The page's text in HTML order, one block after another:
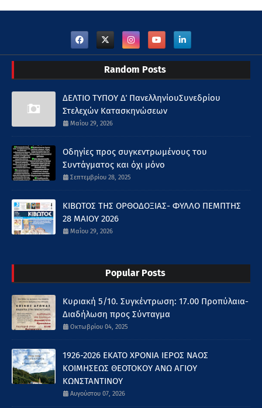
Random Posts
ΔΕΛΤΙΟ ΤΥΠΟΥ Δ΄ ΠανελληνίουΣυνεδρίου
Στελεχών Κατασκηνώσεων
Μαΐου 29, 2026
Οδηγίες προς συγκεντρωμένους του
Συντάγματος και όχι μόνο
Σεπτεμβρίου 28, 2025
ΚΙΒΩΤΟΣ ΤΗΣ ΟΡΘΟΔΟΞΙΑΣ- ΦΥΛΛΟ ΠΕΜΠΤΗΣ
28 ΜΑΙΟΥ 2026
Μαΐου 29, 2026
Popular Posts
Κυριακή 5/10. Συγκέντρωση: 17.00 Προπύλαια-
Διαδήλωση προς Σύνταγμα
Οκτωβρίου 04, 2025
1926-2026 ΕΚΑΤΟ ΧΡΟΝΙΑ ΙΕΡΟΣ ΝΑΟΣ
ΚΟΙΜΗΣΕΩΣ ΘΕΟΤΟΚΟΥ ΑΝΩ ΑΓΙΟΥ
ΚΩΝΣΤΑΝΤΙΝΟΥ
Αυγούστου 07, 2026